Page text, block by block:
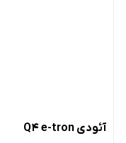
آئودی Q4 e-tron